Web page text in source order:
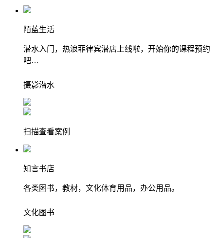
陌蓝生活
潜水入门，热浪菲律宾潜店上线啦，开始你的课程预约
吧…
摄影潜水
扫描查看案例
知言书店
各类图书，教材，文化体育用品，办公用品。
文化图书